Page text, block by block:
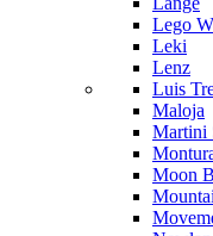
Lego
Leki
Lenz
Luis
Maloja
Martini
Moon